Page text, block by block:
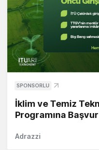
SPONSORLU
İklim ve Temiz
Programına Başvur
Adrazzi